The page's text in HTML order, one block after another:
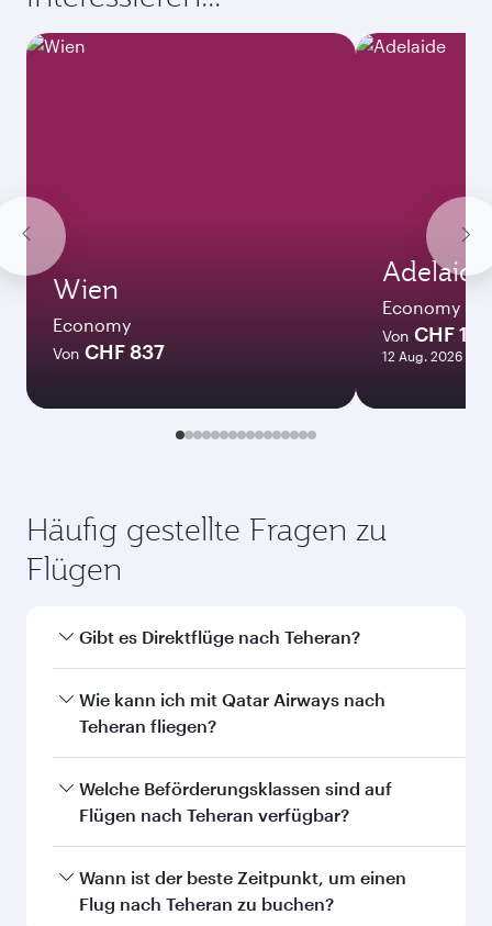
Wien
Economy
Von CHF 837
Adelaide
Economy
Von CHF
12 Aug. 2026 -
Häufig gestellte Fragen zu
Flügen
Gibt es Direktflüge nach Teheran?
Ja, Qatar Airways betreibt Direktflüge nach
Teheran. Flugpläne und -frequenzen finden Sie
Wie kann ich mit Qatar Airways nach
Teheran fliegen?
Mit Qatar Airways können Sie direkt nach
Teheran fliegen. Wir bringen Sie via Doha zu
Hamad International Airport.
Welche Beförderungsklassen sind auf
Flügen nach Teheran verfügbar?
Die Verfügbarkeit einzelner
Beförderungsklassen ist von der jeweiligen
Wann ist der beste Zeitpunkt, um einen
Flug nach Teheran zu buchen?